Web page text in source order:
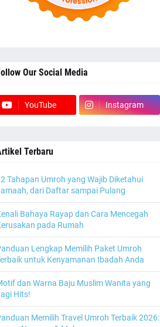
Our Social Media
YouTube Instagram
Terbaru
Tahapan Umroh yang Wajib Diketahui
dari Daftar sampai Pulang
Bahaya Rayap dan Cara Mencegah
pada Rumah
Lengkap Memilih Paket Umroh
untuk Kenyamanan Ibadah Anda
dan Warna Baju Muslim Wanita yang
Hits!
Memilih Travel Umroh Terbaik 2026: